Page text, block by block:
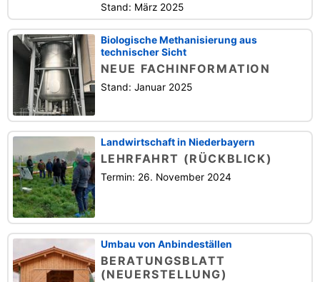
Stand: März 2025
Biologische Methanisierung aus
technischer Sicht
NEUE FACHINFORMATION
Stand: Januar 2025
Landwirtschaft in Niederbayern
LEHRFAHRT (RÜCKBLICK)
Termin: 26. November 2024
Umbau von Anbindeställen
BERATUNGSBLATT
(NEUERSTELLUNG)